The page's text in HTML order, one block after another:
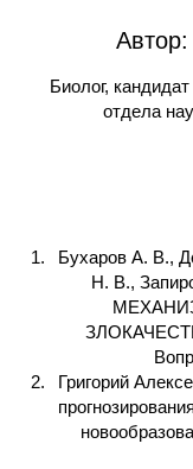
Биолог,
отдела
Бухаров А. В.,
Н. В.,
Григорий